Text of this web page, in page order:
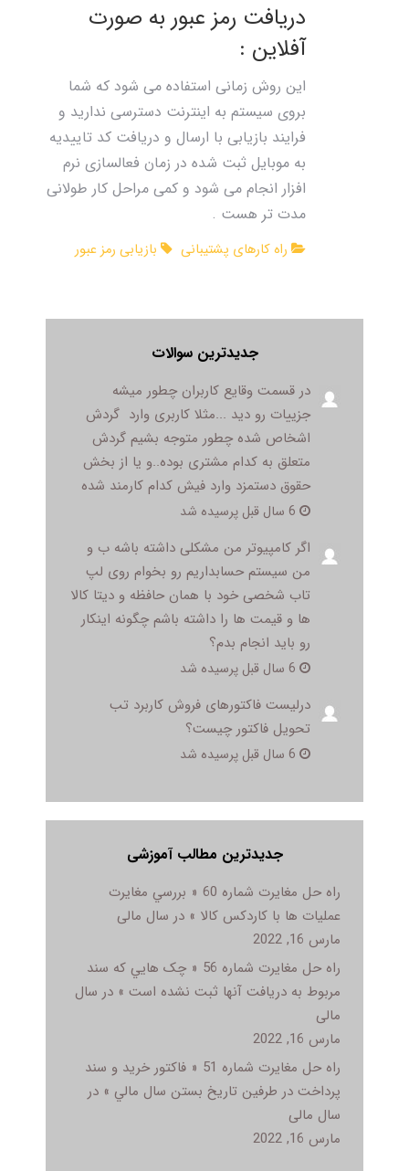
دریافت رمز عبور به صورت
آفلاین :
این روش زمانی استفاده می شود که شما
بروی سیستم به اینترنت دسترسی ندارید و
فرایند بازیابی با ارسال و دریافت کد تاییدیه
به موبایل ثبت شده در زمان فعالسازی نرم
افزار انجام می شود و کمی مراحل کار طولانی
مدت تر هست .
راه کارهای پشتیبانی بازیابی رمز عبور
جدیدترین سوالات
در قسمت وقایع کاربران چطور میشه
جزییات رو دید ...مثلا کاربری وارد گردش
اشخاص شده چطور متوجه بشیم گردش
متعلق به کدام مشتری بوده..و یا از بخش
حقوق دستمزد وارد فیش کدام کارمند شده
اگر کامپیوتر من مشکلی داشته باشه ب و
من سیستم حسابداریم رو بخوام روی لپ
تاب شخصی خود با همان حافظه و دیتا کالا
ها و قیمت ها را داشته باشم چگونه اینکار
رو باید انجام بدم؟
درلیست فاکتورهای فروش کاربرد تب
تحویل فاکتور چیست؟
جدیدترین مطالب آموزشی
راه حل مغایرت شماره 60 « بررسي مغايرت
عمليات ها با کاردکس کالا » در سال مالی
مارس 16, 2022
راه حل مغایرت شماره 56 « چک هايي که سند
مربوط به دريافت آنها ثبت نشده است » در سال
مالی
مارس 16, 2022
راه حل مغایرت شماره 51 « فاکتور خريد و سند
پرداخت در طرفين تاريخ بستن سال مالي » در
سال مالی
مارس 16, 2022